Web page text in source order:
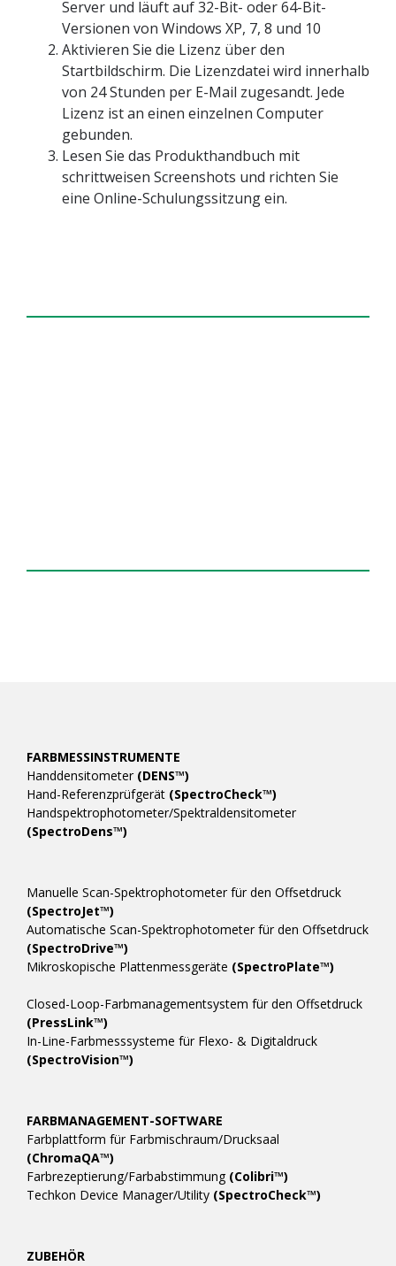
Server und läuft auf 32-Bit- oder 64-Bit-
Versionen von Windows XP, 7, 8 und 10
Aktivieren Sie die Lizenz über den
Startbildschirm. Die Lizenzdatei wird innerhalb
von 24 Stunden per E-Mail zugesandt. Jede
Lizenz ist an einen einzelnen Computer
gebunden.
Lesen Sie das Produkthandbuch mit
schrittweisen Screenshots und richten Sie
eine Online-Schulungssitzung ein.
FARBMESSINSTRUMENTE
Handdensitometer (DENS™)
Hand-Referenzprüfgerät (SpectroCheck™)
Handspektrophotometer/Spektraldensitometer
(SpectroDens™)
Manuelle Scan-Spektrophotometer für den Offsetdruck
(SpectroJet™)
Automatische Scan-Spektrophotometer für den Offsetdruck
(SpectroDrive™)
Mikroskopische Plattenmessgeräte (SpectroPlate™)
Closed-Loop-Farbmanagementsystem für den Offsetdruck
(PressLink™)
In-Line-Farbmesssysteme für Flexo- & Digitaldruck
(SpectroVision™)
FARBMANAGEMENT-SOFTWARE
Farbplattform für Farbmischraum/Drucksaal
(ChromaQA™)
Farbrezeptierung/Farbabstimmung (Colibri™)
Techkon Device Manager/Utility (SpectroCheck™)
ZUBEHÖR